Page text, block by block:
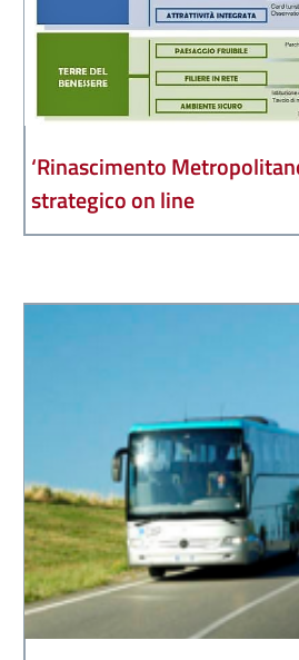
‘Rinascimento
strategico on line